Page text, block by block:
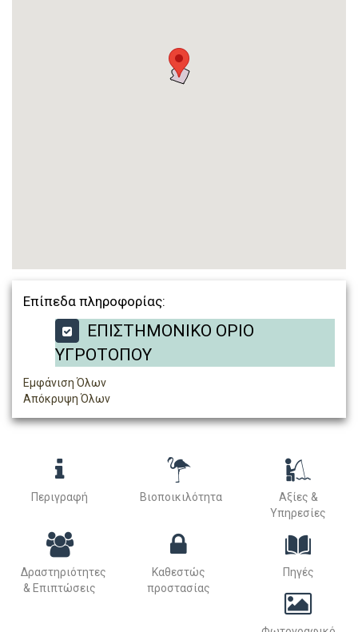
Επίπεδα πληροφορίας:
ΕΠΙΣΤΗΜΟΝΙΚΟ ΟΡΙΟ
ΥΓΡΟΤΟΠΟΥ
Εμφάνιση Όλων
Απόκρυψη Όλων
Περιγραφή Βιοποικιλότητα
Αξίες &
Υπηρεσίες
Δραστηριότητες
& Επιπτώσεις
Καθεστώς
προστασίας
Πηγές